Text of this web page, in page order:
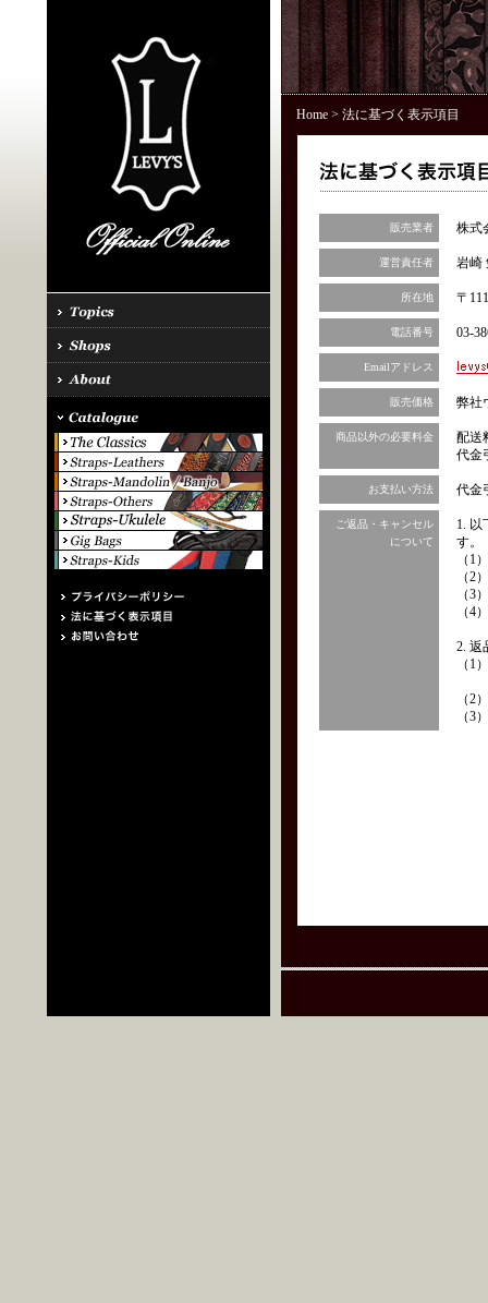
Home> 法に基づく表示項目
販売業者 株式
運営責任者 岩崎
所在地 〒
電話番号 03-
Emailアドレス
販売価格 弊社
商品以外の必要料金
配送
代金
お支払い方法 代金
ご返品・キャンセル
について
1. 以
す。
（1
（2
（3
（4
2. 返
（1）
（2
（3